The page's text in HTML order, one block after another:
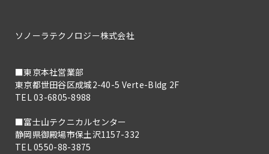
ソノーラテクノロジー株式会社
■東京本社営業部
東京都世田谷区成城2-40-5 Verte-Bldg 2F
TEL 03-6805-8988
■富士山テクニカルセンター
静岡県御殿場市保土沢1157-332
TEL 0550-88-3875